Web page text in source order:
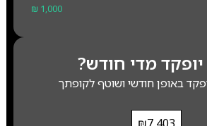
₪ 1,000
מדי חודש?
באופן חודשי ושוטף לקופתך